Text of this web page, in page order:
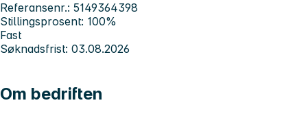
Referansenr.: 5149364398
Stillingsprosent: 100%
Fast
Søknadsfrist: 03.08.2026
Om bedriften